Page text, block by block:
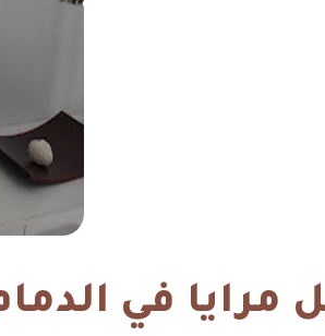
مرايا في